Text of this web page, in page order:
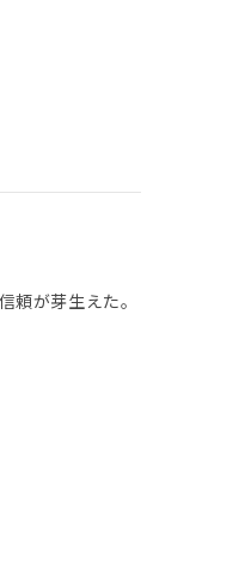
が芽生えた。